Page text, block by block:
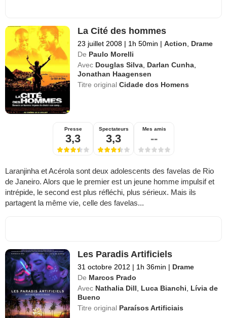
La Cité des hommes
23 juillet 2008 | 1h 50min | Action
Drame
De Paulo Morelli
Avec Douglas Silva Darlan Cunha
Jonathan Haagensen
Titre originalCidade dos Homens
Presse
3,3
Spectateurs
3,3
Mes amis
--
Laranjinha et Acérola sont deux adolescents des favelas de Rio
de Janeiro. Alors que le premier est un jeune homme impulsif et
intrépide, le second est plus réfléchi, plus sérieux. Mais ils
partagent la même vie, celle des favelas...
Les Paradis Artificiels
31 octobre 2012 | 1h 36min | Drame
De Marcos Prado
Avec Nathalia Dill Luca Bianchi
Lívia de
Bueno
Titre original Paraísos Artificiais